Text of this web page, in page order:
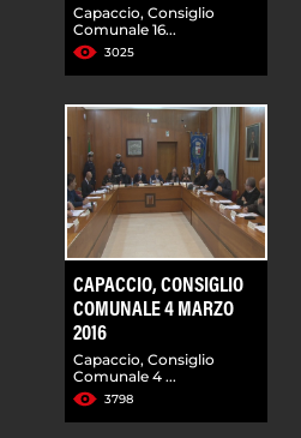
Capaccio, Consiglio
Comunale 16...
3025
CAPACCIO, CONSIGLIO
COMUNALE 4 MARZO
2016
Capaccio, Consiglio
Comunale 4 ...
3798